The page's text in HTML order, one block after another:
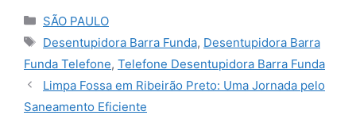
Categorias
SÃO PAULO
Tags
Desentupidora Barra Funda, Desentupidora Barra
Funda Telefone, Telefone Desentupidora Barra Funda
Limpa Fossa em Ribeirão Preto: Uma Jornada pelo
Saneamento Eficiente